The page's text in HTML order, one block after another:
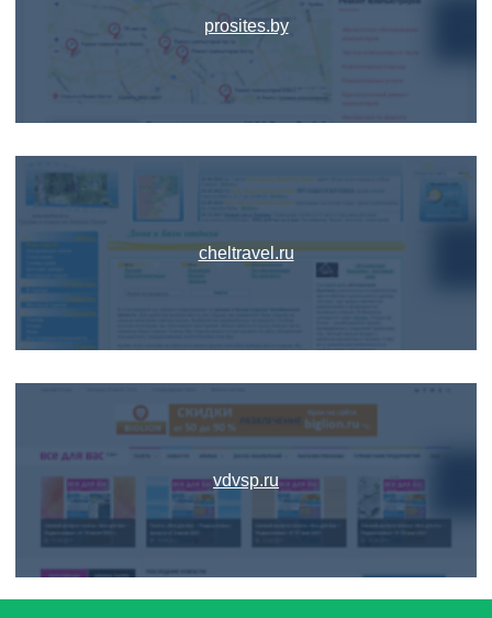
prosites.by
cheltravel.ru
vdvsp.ru